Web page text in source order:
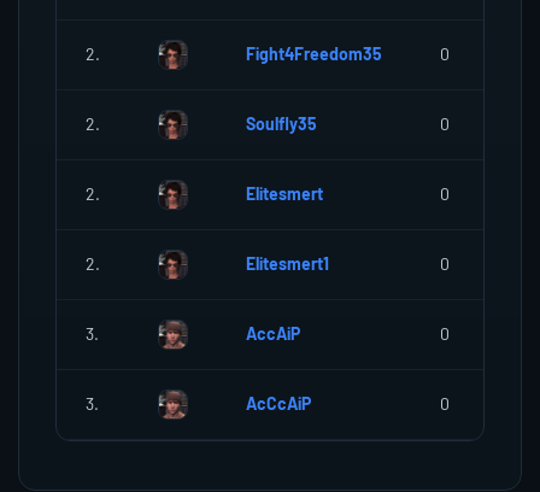
2. Fight4Freedom35 0
2. Soulfly35 0
2. Elitesmert 0
2. Elitesmert1 0
3. AccAiP 0
3. AcCcAiP 0